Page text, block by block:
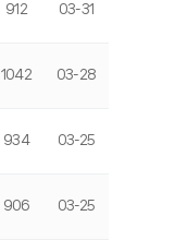
912 03-31
1042 03-28
934 03-25
906 03-25